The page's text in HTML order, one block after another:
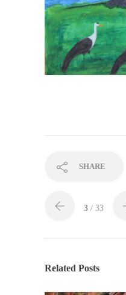
SHARE
3 / 33
Related Posts